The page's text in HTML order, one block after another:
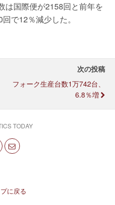
は国際便が2158回と前年を
で12％減少した。
次の投稿
フォーク生産台数1万742台、
6.8％増
TODAY
に戻る